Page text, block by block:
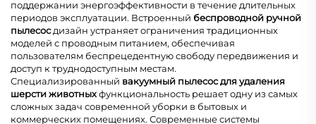
поддержании энергоэффективности в течение длительных
периодов эксплуатации. Встроенный беспроводной ручной
пылесосдизайн устраняет ограничения традиционных
моделей с проводным питанием, обеспечивая
пользователям беспрецедентную свободу передвижения и
доступ к труднодоступным местам.
Специализированный вакуумный пылесос для удаления
шерсти животныхфункциональность решает одну из самых
сложных задач современной уборки в бытовых и
коммерческих помещениях. Современные системы